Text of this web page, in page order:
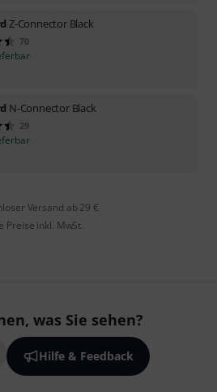
Z-Connector Black
70
N-Connector Black
29
Versand ab 29 €
Preise inkl. MwSt.
was Sie sehen?
Hilfe & Feedback